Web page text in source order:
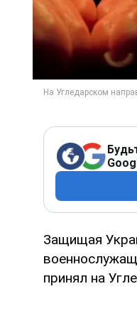
Защищая
принял на